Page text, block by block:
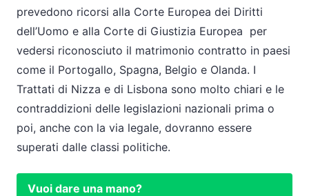
prevedono ricorsi alla Corte Europea dei Diritti
dell’Uomo e alla Corte di Giustizia Europea per
vedersi riconosciuto il matrimonio contratto in paesi
come il Portogallo, Spagna, Belgio e Olanda. I
Trattati di Nizza e di Lisbona sono molto chiari e le
contraddizioni delle legislazioni nazionali prima o
poi, anche con la via legale, dovranno essere
superati dalle classi politiche.
Vuoi dare una mano?